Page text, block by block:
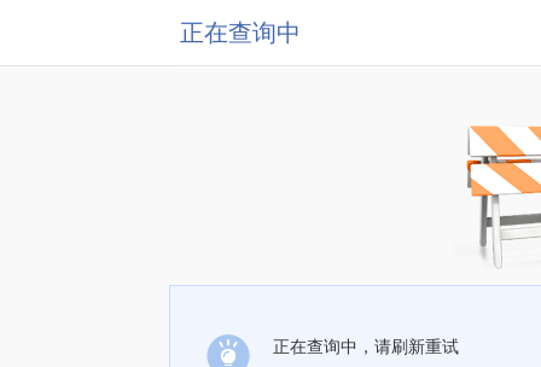
正在查询中
正在查询中，请刷新重试